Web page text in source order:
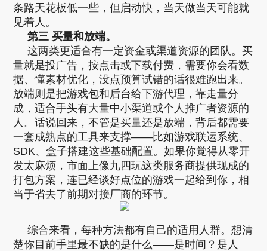
条路天花板低一些，但启动快，当天做当天可能就
见着人。
第三 买量和放端。
这两类更适合有一定资金或渠道资源的团队。买
量就是投广告，按点击或下载付费，需要你会看数
据、懂素材优化，没点预算试错的话很难跑出来。
放端则是把游戏包和后台给下游代理，靠走量分
成，适合手头有大量中小渠道或个人推广者资源的
人。话说回来，不管是买量还是放端，背后都需要
一套成熟点的工具来支撑——比如游戏联运系统、
SDK、盒子搭建这些基础配置。如果你觉得从零开
发太麻烦，市面上像九四玩这类服务商提供现成的
打包方案，连已经谈好点位的游戏一起给到你，相
当于省去了前期对接厂商的环节。
综合来看，每种方法都有自己的适用人群。想清
楚你目前手里最不缺的是什么——是时间？是人